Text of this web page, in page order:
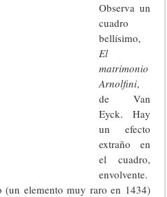
Observa un
cuadro
bellísimo,
El
matrimonio
Arnolfini,
de Van
Eyck. Hay
un efecto
extraño en
el cuadro,
envolvente.
(un elemento muy raro en 1434)